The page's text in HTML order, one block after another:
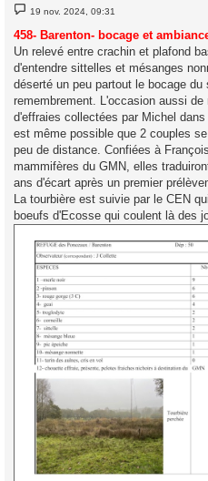
M
e
s
s
a
e
19 nov. 2024, 09:31
458- Barenton- bocage et
Un relevé entre crachin et plafond
d'entendre sittelles et mésanges
déserté un peu partout le bocage
remembrement. L'occasion aussi
d'effraies collectées par Michel
est même possible que 2 couples
peu de distance. Confiées à
mammifères du GMN, elles
ans d'écart après un premier
La tourbière est suivie par le CEN
boeufs d'Ecosse qui coulent là des